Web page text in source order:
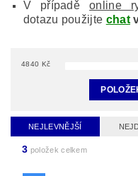
V případěonline
dotazu použijte chat
4840 Kč
NEJLEVNĚJŠÍ
3 položek celkem